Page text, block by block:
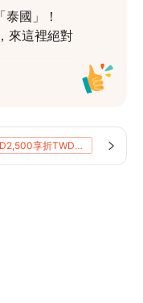
國」！
來這裡絕對
滿TWD2,500享折TWD400
滿TWD2,000享折TWD200
10%折扣